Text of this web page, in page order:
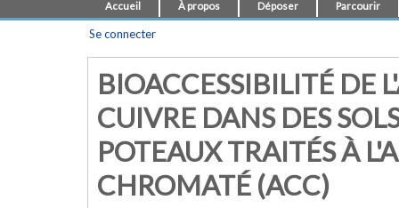
Accueil À propos Déposer Parcourir
Se connecter
BIOACCESSIBILITÉ DE
CUIVRE DANS DES
POTEAUX TRAITÉS À
CHROMATÉ (ACC)